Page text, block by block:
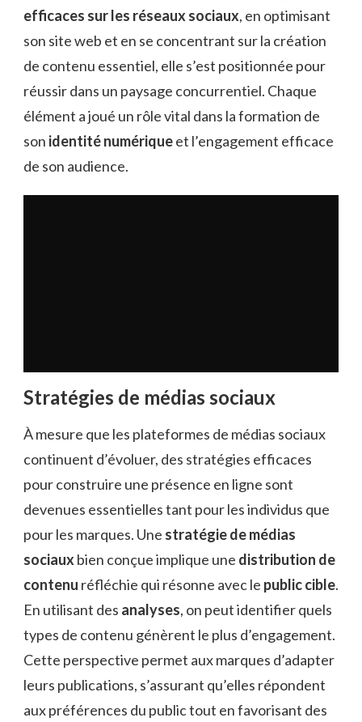
efficaces sur les réseaux sociaux, en optimisant
son site web et en se concentrant sur la création
de contenu essentiel, elle s’est positionnée pour
réussir dans un paysage concurrentiel. Chaque
élément a joué un rôle vital dans la formation de
son identité numériqueet l’engagement efficace
de son audience.
Stratégies de médias sociaux
À mesure que les plateformes de médias sociaux
continuent d’évoluer, des stratégies efficaces
pour construire une présence en ligne sont
devenues essentielles tant pour les individus que
pour les marques. Une stratégie de médias
sociaux bien conçue implique une distribution de
contenu réfléchie qui résonne avec le public cible.
En utilisant des analyses, on peut identifier quels
types de contenu génèrent le plus d’engagement.
Cette perspective permet aux marques d’adapter
leurs publications, s’assurant qu’elles répondent
aux préférences du public tout en favorisant des